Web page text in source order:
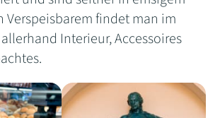
Verspeisbarem findet man im
Interieur, Accessoires